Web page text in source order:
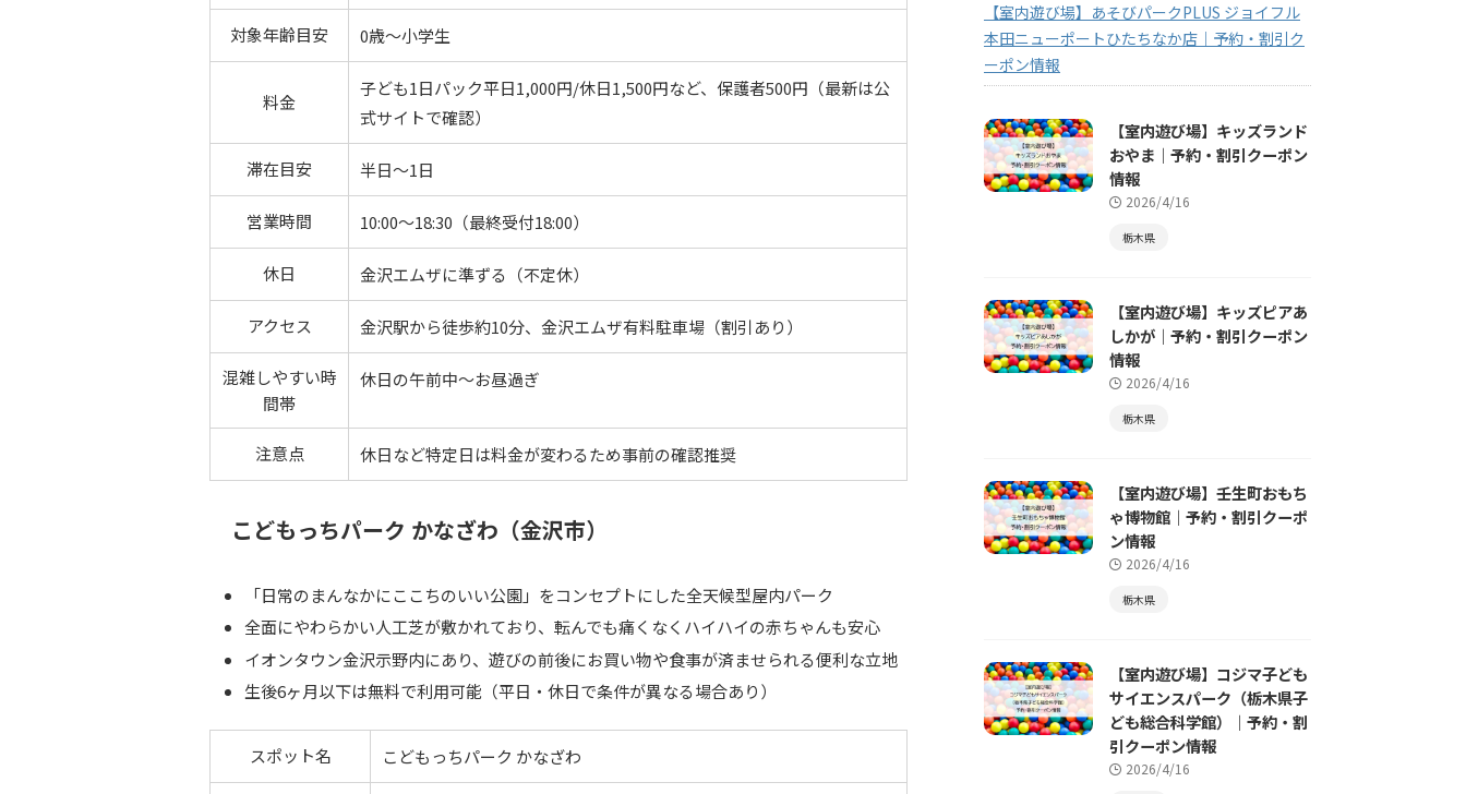
対象年齢目安 0歳〜小学生
料金
子ども1日パック平日1,000円/休日1,500円など、保護者500円（最新は公
式サイトで確認）
滞在目安 半日〜1日
営業時間 10:00〜18:30（最終受付18:00）
休日 金沢エムザに準ずる（不定休）
アクセス 金沢駅から徒歩約10分、金沢エムザ有料駐車場（割引あり）
混雑しやすい時
間帯
休日の午前中〜お昼過ぎ
注意点 休日など特定日は料金が変わるため事前の確認推奨
こどもっちパーク かなざわ（金沢市）
「日常のまんなかにここちのいい公園」をコンセプトにした全天候型屋内パーク
全面にやわらかい人工芝が敷かれており、転んでも痛くなくハイハイの赤ちゃんも安心
イオンタウン金沢示野内にあり、遊びの前後にお買い物や食事が済ませられる便利な立地
生後6ヶ月以下は無料で利用可能（平日・休日で条件が異なる場合あり）
スポット名 こどもっちパーク かなざわ
【室内遊び場】あそびパークPLUS ジョイフル
本田ニューポートひたちなか店｜予約・割引ク
ーポン情報
【室内遊び場】キッズランド
おやま｜予約・割引クーポン
情報
2026/4/16
栃木県
【室内遊び場】キッズピアあ
しかが｜予約・割引クーポン
情報
2026/4/16
栃木県
【室内遊び場】壬生町おもち
ゃ博物館｜予約・割引クーポ
ン情報
2026/4/16
栃木県
【室内遊び場】コジマ子ども
サイエンスパーク（栃木県子
ども総合科学館）｜予約・割
引クーポン情報
2026/4/16